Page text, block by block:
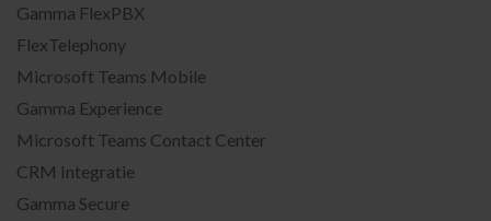
Gamma FlexPBX
FlexTelephony
Microsoft Teams Mobile
Gamma Experience
Microsoft Teams Contact Center
CRM Integratie
Gamma Secure